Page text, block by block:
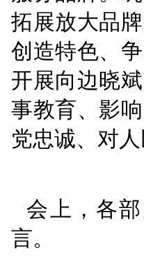
护航国家
打造海事
说理贯穿
明、便利
海商领
判例以及